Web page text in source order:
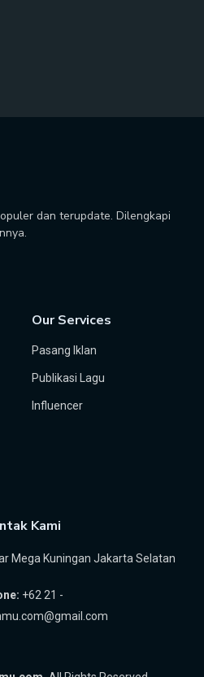
dan terupdate. Dilengkapi
Our Services
Pasang Iklan
Publikasi Lagu
Influencer
Kami
Mega Kuningan Jakarta Selatan
+62 21 -